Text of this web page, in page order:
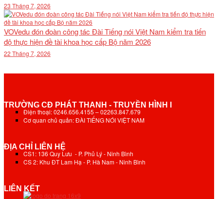
23 Tháng 7, 2026
VOVedu đón đoàn công tác Đài Tiếng nói Việt Nam kiểm tra tiến
độ thực hiện đề tài khoa học cấp Bộ năm 2026
22 Tháng 7, 2026
TRƯỜNG CĐ PHÁT THANH - TRUYỀN HÌNH I
Điện thoại: 0246.656.4155 – 02263.847.679
Cơ quan chủ quản: ĐÀI TIẾNG NÓI VIỆT NAM
ĐỊA CHỈ LIÊN HỆ
CS1: 136 Quy Lưu - P. Phủ Lý - Ninh Bình
CS 2: Khu ĐT Lam Hạ - P. Hà Nam - Ninh Bình
LIÊN KẾT